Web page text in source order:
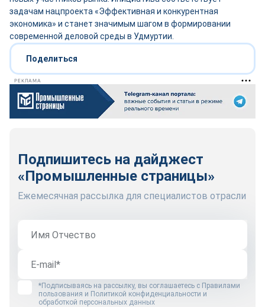
задачам нацпроекта «Эффективная и конкурентная
экономика» и станет значимым шагом в формировании
современной деловой среды в Удмуртии.
Поделиться
РЕКЛАМА
Подпишитесь на дайджест
«Промышленные страницы»
Ежемесячная рассылка для специалистов отрасли
*Подписываясь на рассылку, вы соглашаетесь с Правилами
пользования и Политикой конфиденциальности и
обработкой персональных данных